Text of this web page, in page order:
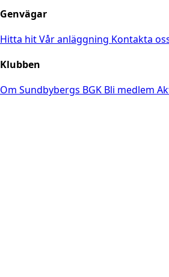
Genvägar
Hitta hitVår anläggning Kontakta
Klubben
Om Sundbybergs BGK Bli medlem